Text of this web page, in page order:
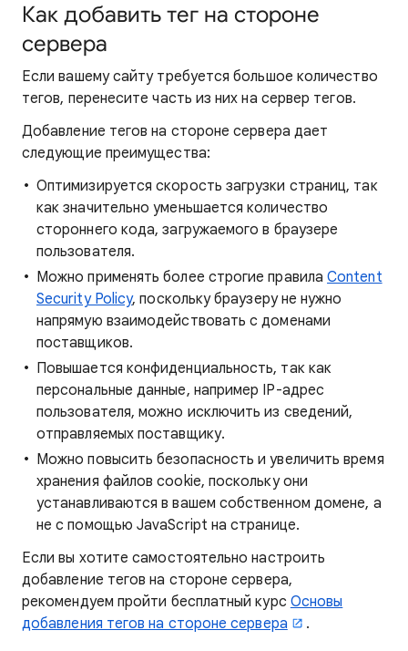
Как добавить тег на стороне
сервера
Если вашему сайту требуется большое количество
тегов, перенесите часть из них на сервер тегов.
Добавление тегов на стороне сервера дает
следующие преимущества:
Оптимизируется скорость загрузки страниц, так
как значительно уменьшается количество
стороннего кода, загружаемого в браузере
пользователя.
Можно применять более строгие правилаContent
Security Policy, поскольку браузеру не нужно
напрямую взаимодействовать с доменами
поставщиков.
Повышается конфиденциальность, так как
персональные данные, например IP-адрес
пользователя, можно исключить из сведений,
отправляемых поставщику.
Можно повысить безопасность и увеличить время
хранения файлов cookie, поскольку они
устанавливаются в вашем собственном домене, а
не с помощью JavaScript на странице.
Если вы хотите самостоятельно настроить
добавление тегов на стороне сервера,
рекомендуем пройти бесплатный курс Основы
добавления тегов на стороне сервера
.